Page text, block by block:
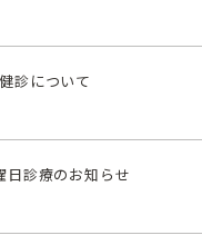
診について
日診療のお知らせ